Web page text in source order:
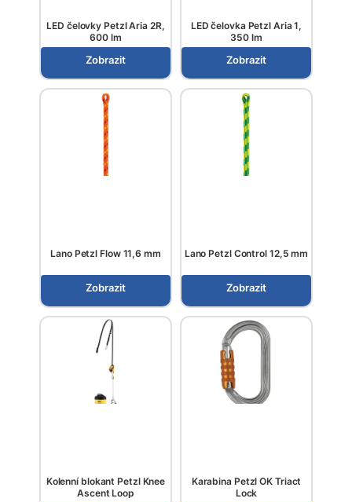
LED čelovky Petzl Aria 2R,
600 lm
Zobrazit
LED čelovka Petzl Aria 1,
350 lm
Zobrazit
Lano Petzl Flow 11,6 mm
Zobrazit
Lano Petzl Control 12,5 mm
Zobrazit
Kolenní blokant Petzl Knee
Ascent Loop
Karabina Petzl OK Triact
Lock